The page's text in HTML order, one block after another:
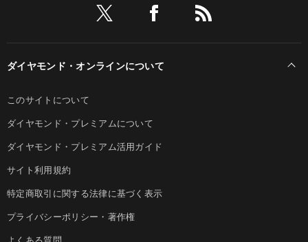
ダイヤモンド・オンラインについて
このサイトについて
ダイヤモンド・プレミアムについて
ダイヤモンド・プレミアム活用ガイド
サイト利用規約
特定商取引に関する法律に基づく表示
プライバシーポリシー・著作権
よくある質問